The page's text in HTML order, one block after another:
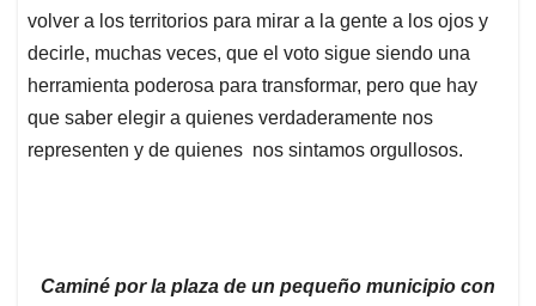
volver a los territorios para mirar a la gente a los ojos y
decirle, muchas veces, que el voto sigue siendo una
herramienta poderosa para transformar, pero que hay
que saber elegir a quienes verdaderamente nos
representen y de quienes nos sintamos orgullosos.
Caminé por la plaza de un pequeño municipio con